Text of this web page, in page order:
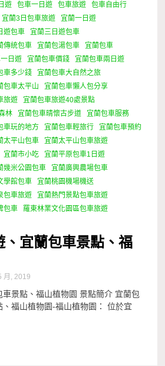
遊 包車一日遊 包車旅遊
包車自由行
宜蘭3日包車旅遊
宜蘭一日遊
遊包車
宜蘭三日遊包車
傳統包車 宜蘭包湯包車
宜蘭包車
日遊 宜蘭包車價錢
宜蘭包車兩日遊
車多少錢
宜蘭包車大自然之旅
包車太平山
宜蘭包車懶人包分享
旅遊
宜蘭包車旅遊40處景點
林
宜蘭包車晴懷古步道
宜蘭包車服務
車玩的地方 宜蘭包車輕旅行
宜蘭包車預約
太平山包車
宜蘭太平山包車旅遊
宜蘭市小吃
宜蘭平原包車1日遊
幾米公園包車
宜蘭廣興農場包車
學館包車
宜蘭桃園機場機送
包車旅遊
宜蘭熱門景點包車旅遊
包車
羅東林業文化園區包車旅遊
宜蘭包車景點、福
月, 2019
車景點、福山植物園 景點簡介 宜蘭包
福山植物園-福山植物園： 位於宜